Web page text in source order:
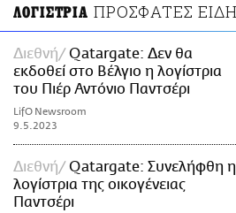
ΛΟΓΙΣΤΡΙΑ ΠΡΟΣΦΑΤΕΣ
Διεθνή
Qatargate: Δεν θα
εκδοθεί στο Βέλγιο η λογίστρια
του Πιέρ Αντόνιο Παντσέρι
LifO Newsroom
9.5.2023
Διεθνή
Qatargate: Συνελήφθη η
λογίστρια της οικογένειας
Παντσέρι